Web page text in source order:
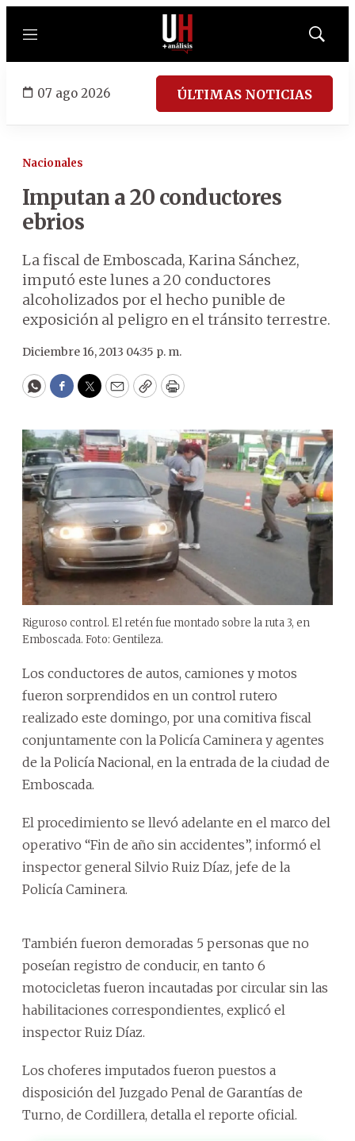
Menú
Mostrar
07 ago 2026 ÚLTIMAS NOTICIAS
Nacionales
Imputan a 20 conductores
ebrios
La fiscal de Emboscada, Karina Sánchez,
imputó este lunes a 20 conductores
alcoholizados por el hecho punible de
exposición al peligro en el tránsito terrestre.
Diciembre 16, 2013 04:35 p. m.
WhatsApp
Facebook
Twitter
EmailCopyPrint
Riguroso control. El retén fue montado sobre la ruta 3, en
Emboscada. Foto: Gentileza.
Los conductores de autos, camiones y motos
fueron sorprendidos en un control rutero
realizado este domingo, por una comitiva fiscal
conjuntamente con la Policía Caminera y agentes
de la Policía Nacional, en la entrada de la ciudad de
Emboscada.
El procedimiento se llevó adelante en el marco del
operativo “Fin de año sin accidentes”, informó el
inspector general Silvio Ruiz Díaz, jefe de la
Policía Caminera.
También fueron demoradas 5 personas que no
poseían registro de conducir, en tanto 6
motocicletas fueron incautadas por circular sin las
habilitaciones correspondientes, explicó el
inspector Ruiz Díaz.
Los choferes imputados fueron puestos a
disposición del Juzgado Penal de Garantías de
Turno, de Cordillera, detalla el reporte oficial.